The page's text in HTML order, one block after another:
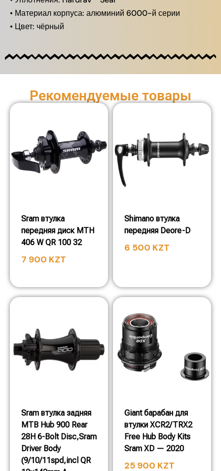
• Материал корпуса: алюминий 6000-й серии
• Цвет: чёрный
Рекомендуемые товары
Sram втулка
передняя диск MTH
406 W QR 100 32
7 900 KZT
Shimano втулка
передняя Deore-D
6 500 KZT
Sram втулка задняя
MTB Hub 900 Rear
28H 6-Bolt Disc,Sram
Driver Body
(9/10/11spd,incl QR
Giant барабан для
втулки XCR2/TRX2
Free Hub Body Kits
Sram XD — 2020
25 900 KZT